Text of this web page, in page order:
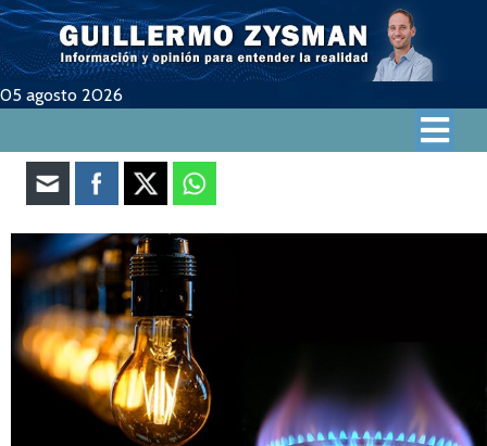
05 agosto 2026